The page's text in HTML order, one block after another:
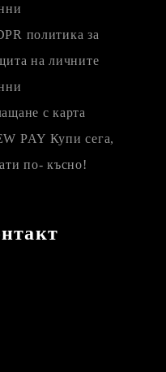
политика за
на личните
с карта
PAY Купи сега,
по- късно!